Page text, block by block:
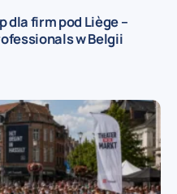
dla firm pod Liège –
w Belgii